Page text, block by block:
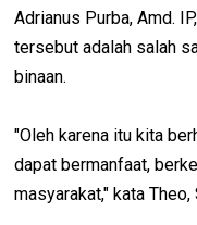
Adrianus Purba, Amd.
tersebut adalah salah
binaan.
"Oleh karena itu kita
dapat bermanfaat,
masyarakat," kata